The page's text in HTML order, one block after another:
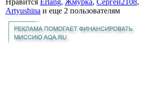
Artyushina и еще 2 пользователям